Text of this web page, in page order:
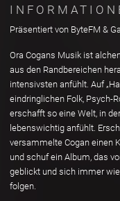
Präsentiert von ByteFM &
Ora Cogans Musik ist
aus den Randbereichen
intensivsten anfühlt. Auf
eindringlichen Folk, Psych-
erschafft so eine Welt, in
lebenswichtig anfühlt.
versammelte Cogan einen
und schuf ein Album, das
geblickt und sich immer
folgen.